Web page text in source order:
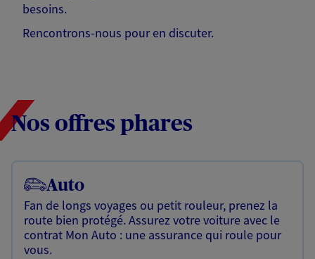
besoins.
Rencontrons-nous pour en discuter.
Nos offres phares
Auto
Fan de longs voyages ou petit rouleur, prenez la
route bien protégé. Assurez votre voiture avec le
contrat Mon Auto : une assurance qui roule pour
vous.